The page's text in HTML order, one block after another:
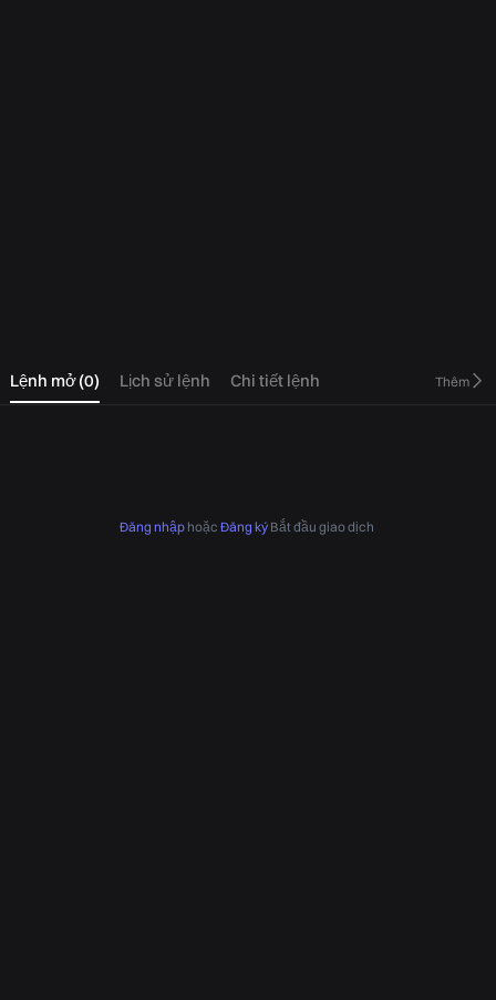
Lệnh mở(0) Lịch sử lệnh Chi tiết lệnh Thêm
Đăng nhập hoặc Đăng ký Bắt đầu giao dịch